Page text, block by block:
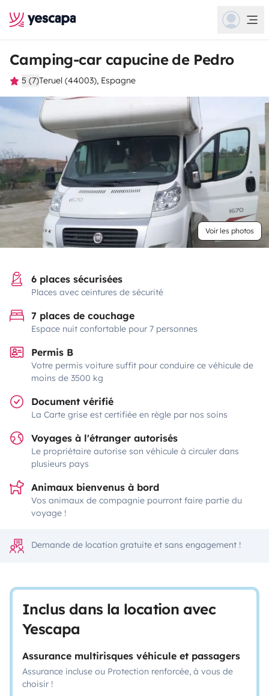
Camping-car capucine de Pedro
5 (7)Teruel (44003), Espagne
Voir les photos
6 places sécurisées
Places avec ceintures de sécurité
7 places de couchage
Espace nuit confortable pour 7 personnes
Permis B
Votre permis voiture suffit pour conduire ce véhicule de
moins de 3500 kg
Document vérifié
La Carte grise est certifiée en règle par nos soins
Voyages à l'étranger autorisés
Le propriétaire autorise son véhicule à circuler dans
plusieurs pays
Animaux bienvenus à bord
Vos animaux de compagnie pourront faire partie du
voyage !
Demande de location gratuite et sans engagement !
Inclus dans la location avec
Yescapa
Assurance multirisques véhicule et passagers
Assurance incluse ou Protection renforcée, à vous de
choisir !